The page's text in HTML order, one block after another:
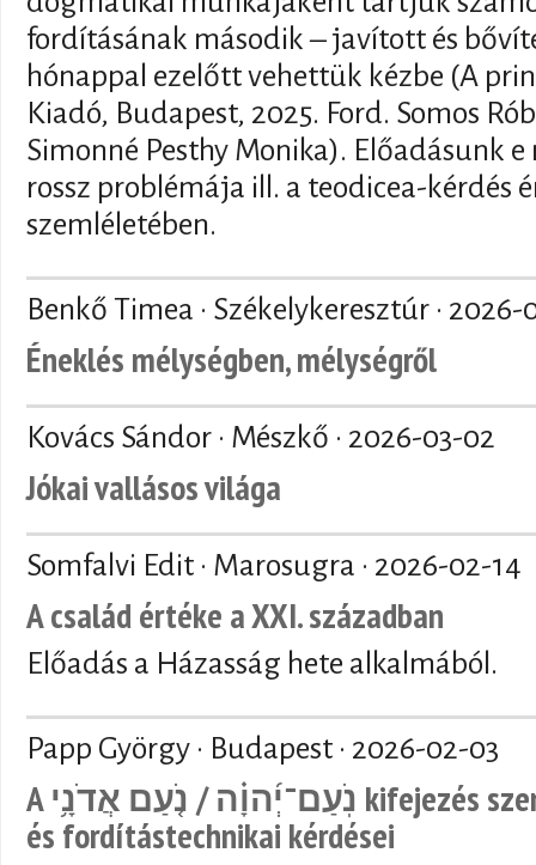
fordításának második – javított és
hónappal ezelőtt vehettük kézbe (A
Kiadó, Budapest, 2025. Ford. Somos
Simonné Pesthy Monika). Előadásunk
rossz problémája ill. a teodicea-kérdés
szemléletében.
Benkő Timea · Székelykeresztúr · 2026-
Éneklés mélységben, mélységről
Kovács Sándor · Mészkő · 2026-03-02
Jókai vallásos világa
Somfalvi Edit · Marosugra · 2026-02-14
A család értéke a XXI. században
Előadás a Házasság hete alkalmából.
Papp György · Budapest · 2026-02-03
A נֹֽעַם־יְ֜הוָ֗ה / נֹ֤עַם אֲדֹנָ֥י kifejezés szemantikai, vallástörténeti
és fordítástechnikai kérdései